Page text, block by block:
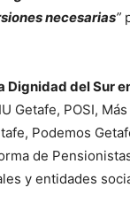
necesarias”
Dignidad del Sur
Getafe, POSI,
Podemos
de
y entidades